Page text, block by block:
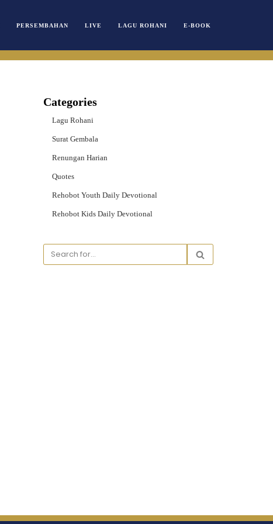
PERSEMBAHAN LIVE LAGU ROHANI E-BOOK
Categories
Lagu Rohani
Surat Gembala
Renungan Harian
Quotes
Rehobot Youth Daily Devotional
Rehobot Kids Daily Devotional